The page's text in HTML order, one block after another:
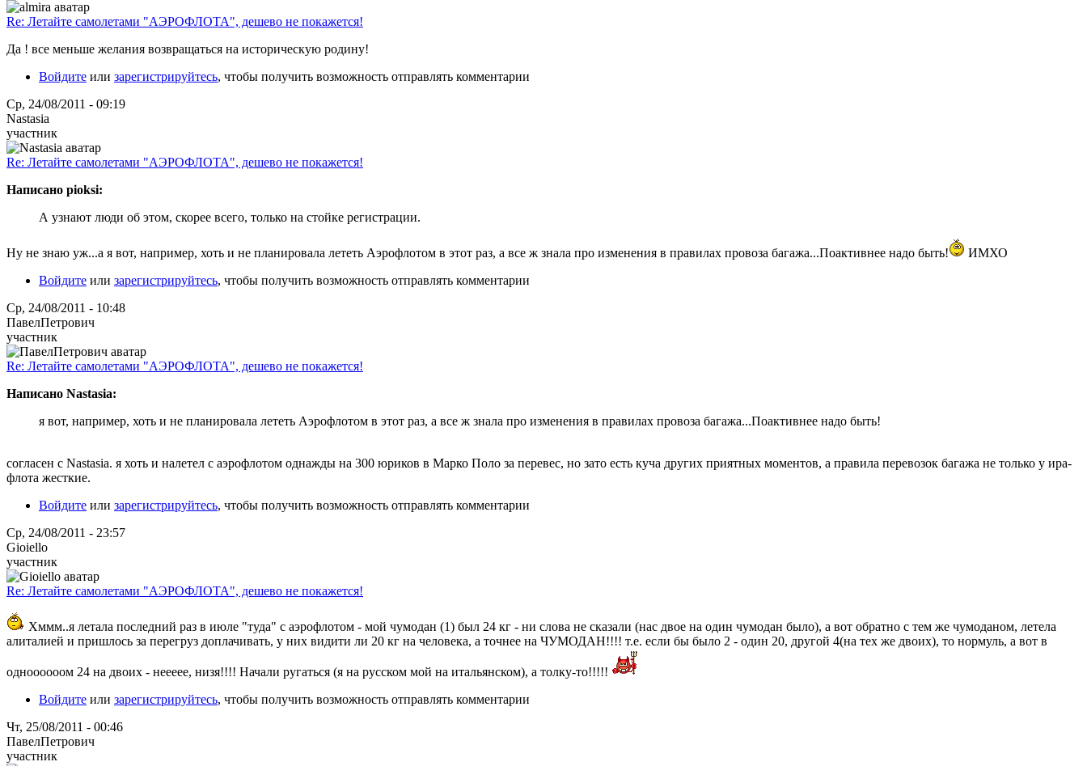
Re: Летайте самолетами "АЭРОФЛОТА", дешево не покажется!
Да ! все меньше желания возвращаться на историческую родину!
Войдите или зарегистрируйтесь, чтобы получить возможность отправлять комментарии
Ср, 24/08/2011 - 09:19
Nastasia
участник
Re: Летайте самолетами "АЭРОФЛОТА", дешево не покажется!
Написано pioksi:
А узнают люди об этом, скорее всего, только на стойке регистрации.
Ну не знаю уж...а я вот, например, хоть и не планировала лететь Аэрофлотом в этот раз, а все ж знала про изменения в правилах провоза багажа...Поактивнее надо быть!
ИМХО
Войдите или зарегистрируйтесь, чтобы получить возможность отправлять комментарии
Ср, 24/08/2011 - 10:48
ПавелПетрович
участник
Re: Летайте самолетами "АЭРОФЛОТА", дешево не покажется!
Написано Nastasia:
я вот, например, хоть и не планировала лететь Аэрофлотом в этот раз, а все ж знала про изменения в правилах провоза багажа...Поактивнее надо быть!
согласен с Nastasia. я хоть и налетел с аэрофлотом однажды на 300 юриков в Марко Поло за перевес, но зато есть куча других приятных моментов, а правила перевозок багажа не только у ира-
флота жесткие.
Войдите или зарегистрируйтесь, чтобы получить возможность отправлять комментарии
Ср, 24/08/2011 - 23:57
Gioiello
участник
Re: Летайте самолетами "АЭРОФЛОТА", дешево не покажется!
Хммм..я летала последний раз в июле "туда" с аэрофлотом - мой чумодан (1) был 24 кг - ни слова не сказали (нас двое на один чумодан было), а вот обратно с тем же чумоданом, летела
алиталией и пришлось за перегруз доплачивать, у них видити ли 20 кг на человека, а точнее на ЧУМОДАН!!!! т.е. если бы было 2 - один 20, другой 4(на тех же двоих), то нормуль, а вот в
одноооооом 24 на двоих - неееее, низя!!!! Начали ругаться (я на русском мой на итальянском), а толку-то!!!!!
Войдите или зарегистрируйтесь, чтобы получить возможность отправлять комментарии
Чт, 25/08/2011 - 00:46
ПавелПетрович
участник